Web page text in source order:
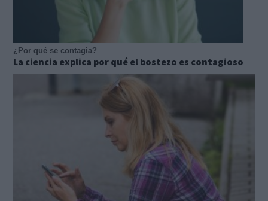
¿Por qué se contagia?
La ciencia explica por qué el bostezo es contagioso